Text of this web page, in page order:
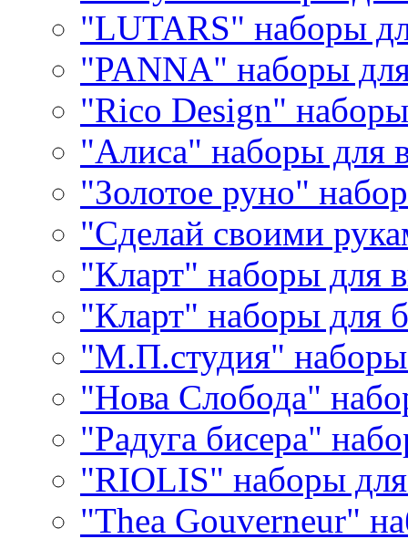
"LUTARS" наборы
"PANNA" наборы
"Rico Design"
"Алиса" наборы для
"Золотое руно"
"Сделай своими
"Кларт" наборы для
"Кларт" наборы для
"М.П.студия"
"Нова Слобода"
"Радуга бисера"
"RIOLIS" наборы
"Thea Gouverneur"